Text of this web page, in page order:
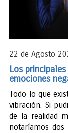
22 de Agosto
Los
emociones
Todo lo que
vibración. Si
de la realidad
notaríamos dos